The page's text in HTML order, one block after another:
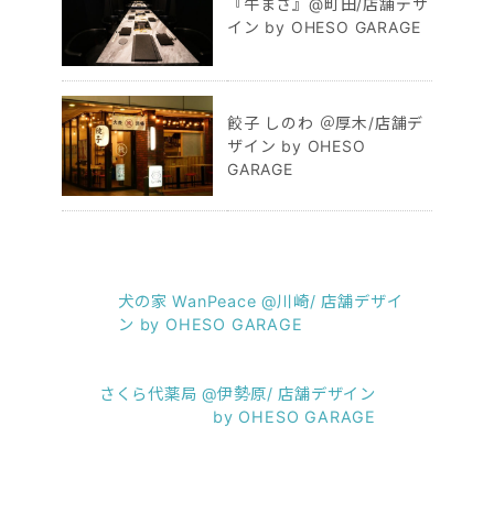
『牛まさ』@町田/店舗デザ
イン by OHESO GARAGE
餃子 しのわ ＠厚木/店舗デ
ザイン by OHESO
GARAGE
犬の家 WanPeace @川崎/ 店舗デザイ
ン by OHESO GARAGE
さくら代薬局 @伊勢原/ 店舗デザイン
by OHESO GARAGE